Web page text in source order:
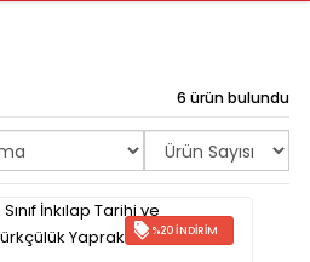
6 ürün bulundu
%20 İNDIRIM